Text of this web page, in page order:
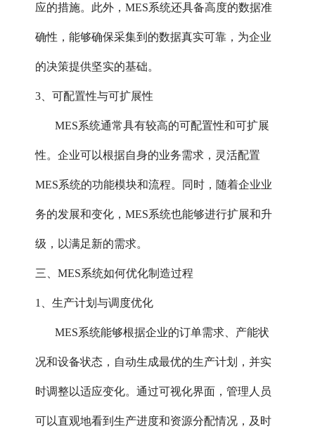
应的措施。此外，MES系统还具备高度的数据准
确性，能够确保采集到的数据真实可靠，为企业
的决策提供坚实的基础。
3、可配置性与可扩展性‌
MES系统通常具有较高的可配置性和可扩展
性。企业可以根据自身的业务需求，灵活配置
MES系统的功能模块和流程。同时，随着企业业
务的发展和变化，MES系统也能够进行扩展和升
级，以满足新的需求。
三、MES系统如何优化制造过程
1、生产计划与调度优化‌
MES系统能够根据企业的订单需求、产能状
况和设备状态，自动生成最优的生产计划，并实
时调整以适应变化。通过可视化界面，管理人员
可以直观地看到生产进度和资源分配情况，及时